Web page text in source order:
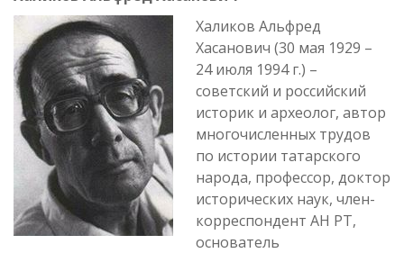
Халиков Альфред
Хасанович (30 мая 1929 –
24 июля 1994 г.) –
советский и российский
историк и археолог, автор
многочисленных трудов
по истории татарского
народа, профессор, доктор
исторических наук, член-
корреспондент АН РТ,
основатель